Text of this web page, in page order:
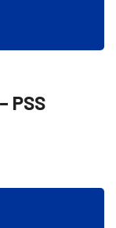
PSS